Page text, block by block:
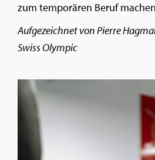
zum temporären Beruf
Aufgezeichnet von Pierre
Swiss Olympic